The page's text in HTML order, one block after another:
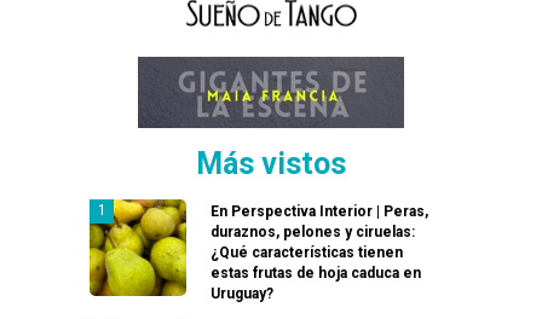
Más vistos
En Perspectiva Interior | Peras,
duraznos, pelones y ciruelas:
¿Qué características tienen
estas frutas de hoja caduca en
Uruguay?